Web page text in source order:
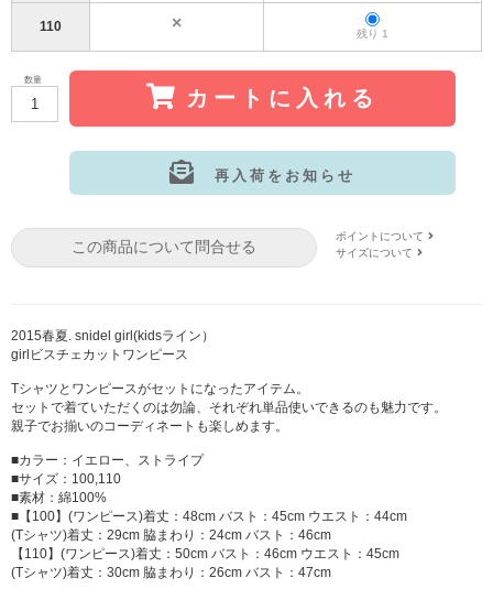
110 残り 1
数量
カートに入れる
再入荷をお知らせ
サイズ:100 カラー: ストライプ
この商品について問合せる
ポイントについて
サイズについて
2015春夏. snidel girl(kidsライン）
girlビスチェカットワンピース
Tシャツとワンピースがセットになったアイテム。
セットで着ていただくのは勿論、それぞれ単品使いできるのも魅力です。
親子でお揃いのコーディネートも楽しめます。
■カラー：イエロー、ストライプ
■サイズ：100,110
■素材：綿100%
■【100】(ワンピース)着丈：48cm バスト：45cm ウエスト：44cm
(Tシャツ)着丈：29cm 脇まわり：24cm バスト：46cm
【110】(ワンピース)着丈：50cm バスト：46cm ウエスト：45cm
(Tシャツ)着丈：30cm 脇まわり：26cm バスト：47cm